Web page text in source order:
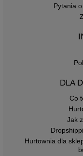
Pytania
DLA
Co
Jak
Hurtownia dla